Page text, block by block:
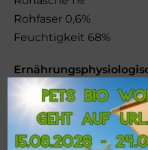
Rohfaser 0,6%
Feuchtigkeit 68%
Alleinfuttermittel:
Vitamin D₃ 180 IE,
1,91 g, Eisen-(II)-sulfat-
Zinkoxid 28,0 mg,